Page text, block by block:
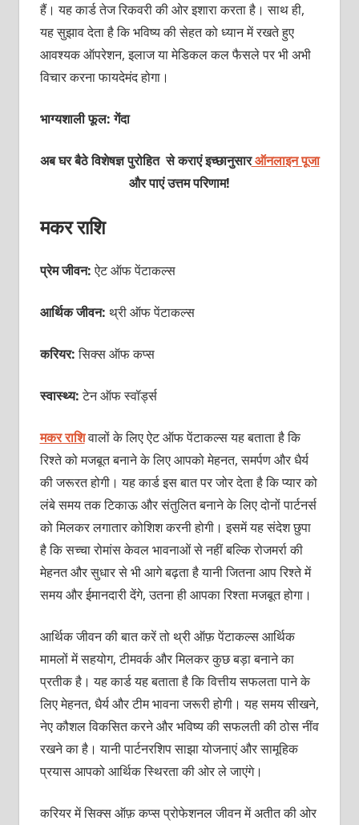
हैं। यह कार्ड तेज रिकवरी की ओर इशारा करता है। साथ ही,
यह सुझाव देता है कि भविष्य की सेहत को ध्यान में रखते हुए
आवश्यक ऑपरेशन, इलाज या मेडिकल कल फैसले पर भी अभी
विचार करना फायदेमंद होगा।
भाग्यशाली फूल: गेंदा
अब घर बैठे विशेषज्ञ पुरोहित से कराएं इच्छानुसारऑनलाइन पूजा
और पाएं उत्तम परिणाम!
मकर राशि
प्रेम जीवन:ऐट ऑफ पेंटाकल्स
आर्थिक जीवन: थ्री ऑफ पेंटाकल्स
करियर:सिक्स ऑफ कप्स
स्वास्थ्य:टेन ऑफ स्वॉर्ड्स
मकर राशिवालों के लिए ऐट ऑफ पेंटाकल्स यह बताता है कि
रिश्ते को मजबूत बनाने के लिए आपको मेहनत, समर्पण और धैर्य
की जरूरत होगी। यह कार्ड इस बात पर जोर देता है कि प्यार को
लंबे समय तक टिकाऊ और संतुलित बनाने के लिए दोनों पार्टनर्स
को मिलकर लगातार कोशिश करनी होगी। इसमें यह संदेश छुपा
है कि सच्चा रोमांस केवल भावनाओं से नहीं बल्कि रोजमर्रा की
मेहनत और सुधार से भी आगे बढ़ता है यानी जितना आप रिश्ते में
समय और ईमानदारी देंगे, उतना ही आपका रिश्ता मजबूत होगा।
आर्थिक जीवन की बात करें तो थ्री ऑफ़ पेंटाकल्स आर्थिक
मामलों में सहयोग, टीमवर्क और मिलकर कुछ बड़ा बनाने का
प्रतीक है। यह कार्ड यह बताता है कि वित्तीय सफलता पाने के
लिए मेहनत, धैर्य और टीम भावना जरूरी होगी। यह समय सीखने,
नेए कौशल विकसित करने और भविष्य की सफलती की ठोस नींव
रखने का है। यानी पार्टनरशिप साझा योजनाएं और सामूहिक
प्रयास आपको आर्थिक स्थिरता की ओर ले जाएंगे।
करियर में सिक्स ऑफ़ कप्स प्रोफेशनल जीवन में अतीत की ओर